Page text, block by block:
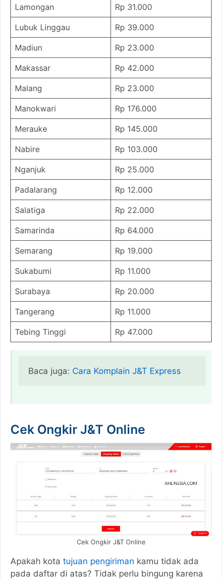
Lamongan Rp 31.000
Lubuk Linggau Rp 39.000
Madiun Rp 23.000
Makassar Rp 42.000
Malang Rp 23.000
Manokwari Rp 176.000
Merauke Rp 145.000
Nabire Rp 103.000
Nganjuk Rp 25.000
Padalarang Rp 12.000
Salatiga Rp 22.000
Samarinda Rp 64.000
Semarang Rp 19.000
Sukabumi Rp 11.000
Surabaya Rp 20.000
Tangerang Rp 11.000
Tebing Tinggi Rp 47.000
Baca juga: Cara Komplain J&T Express
Cek Ongkir J&T Online
Cek Ongkir J&T Online
Apakah kota tujuan pengiriman kamu tidak ada
pada daftar di atas? Tidak perlu bingung karena